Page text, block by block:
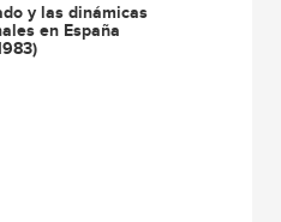
y las dinámicas
en España